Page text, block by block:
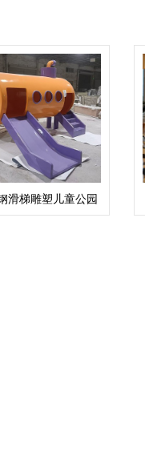
滑梯雕塑儿童公园
场景观艺术摆件